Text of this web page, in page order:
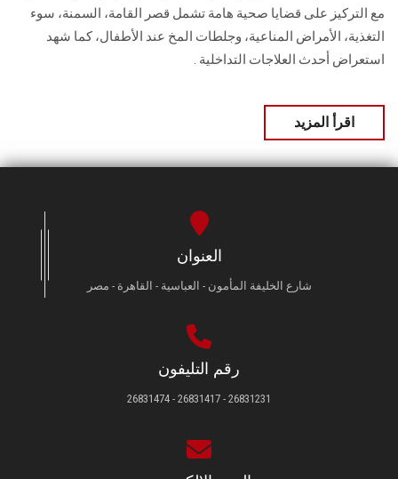
مع التركيز على قضايا صحية هامة تشمل قصر القامة، السمنة، سوء
التغذية، الأمراض المناعية، وجلطات المخ عند الأطفال، كما شهد
استعراض أحدث العلاجات التداخلية .
اقرأ المزيد
العنوان
شارع الخليفة المأمون - العباسية - القاهرة - مصر
رقم التليفون
26831231 - 26831417 - 26831474